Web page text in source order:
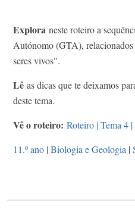
Explora neste roteiro a
Autónomo (GTA),
seres vivos".
Lê as dicas que te deixamos
deste tema.
Vê o roteiro: Roteiro | Tema 4
11.º ano |Biologia e Geologia |